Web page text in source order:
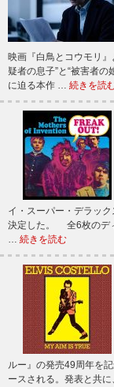
映画『白鳥とコウモリ
疑者の息子”と“被害者
に迫る本作 … 続きを読
イ・スーパー・デラッ
決定した。 全6枚のデ
… 続きを読む
ルー』の発売49周年を
ースされる。発表と共